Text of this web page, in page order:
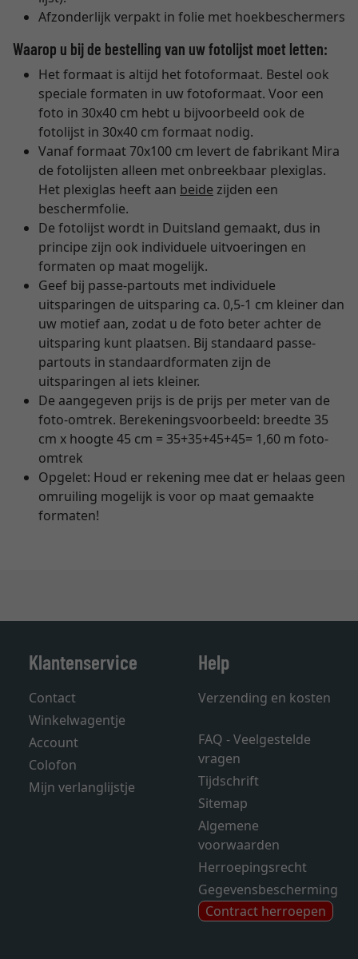
Afzonderlijk verpakt in folie met hoekbeschermers
Waarop u bij de bestelling van uw fotolijst moet letten:
Het formaat is altijd het fotoformaat. Bestel ook
speciale formaten in uw fotoformaat. Voor een
foto in 30x40 cm hebt u bijvoorbeeld ook de
fotolijst in 30x40 cm formaat nodig.
Vanaf formaat 70x100 cm levert de fabrikant Mira
de fotolijsten alleen met onbreekbaar plexiglas.
Het plexiglas heeft aan beide zijden een
beschermfolie.
De fotolijst wordt in Duitsland gemaakt, dus in
principe zijn ook individuele uitvoeringen en
formaten op maat mogelijk.
Geef bij passe-partouts met individuele
uitsparingen de uitsparing ca. 0,5-1 cm kleiner dan
uw motief aan, zodat u de foto beter achter de
uitsparing kunt plaatsen. Bij standaard passe-
partouts in standaardformaten zijn de
uitsparingen al iets kleiner.
De aangegeven prijs is de prijs per meter van de
foto-omtrek. Berekeningsvoorbeeld: breedte 35
cm x hoogte 45 cm = 35+35+45+45= 1,60 m foto-
omtrek
Opgelet: Houd er rekening mee dat er helaas geen
omruiling mogelijk is voor op maat gemaakte
formaten!
Klantenservice
Contact
Winkelwagentje
Account
Colofon
Mijn verlanglijstje
Help
Verzending en kosten
FAQ - Veelgestelde
vragen
Tijdschrift
Sitemap
Algemene
voorwaarden
Herroepingsrecht
Gegevensbescherming
Contract herroepen